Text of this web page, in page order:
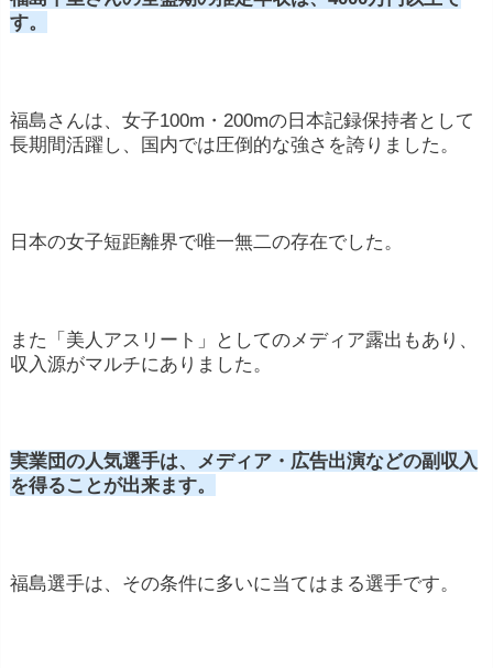
す。
福島さんは、女子100m・200mの日本記録保持者として
長期間活躍し、国内では圧倒的な強さを誇りました。
日本の女子短距離界で唯一無二の存在でした。
また「美人アスリート」としてのメディア露出もあり、
収入源がマルチにありました。
実業団の人気選手は、メディア・広告出演などの副収入
を得ることが出来ます。
福島選手は、その条件に多いに当てはまる選手です。